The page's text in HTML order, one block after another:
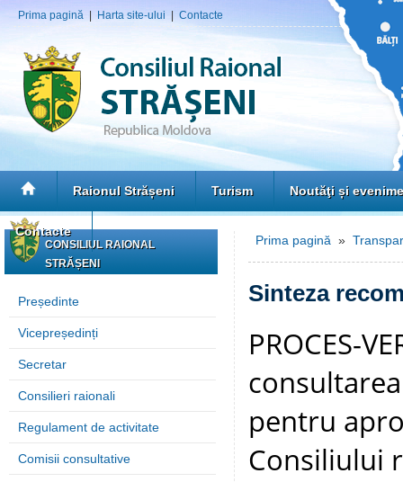
Prima pagină Harta site-ului Contacte
Raionul Strășeni Turism Noutăţi și
Contacte
CONSILIUL RAIONAL
STRĂȘENI
Președinte
Vicepreședinți
Secretar
Consilieri raionali
Regulament de activitate
Comisii consultative
Prima pagină »
Sinteza
PROCES-
pentru
Consiliului